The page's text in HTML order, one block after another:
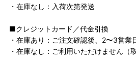
・在庫なし：入荷次第発送
■クレジットカード／代金引換
・在庫あり：ご注文確認後、2〜3営業
・在庫なし：ご利用いただけません（